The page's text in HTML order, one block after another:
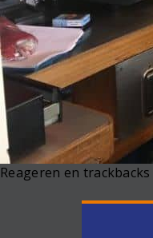
Reageren en